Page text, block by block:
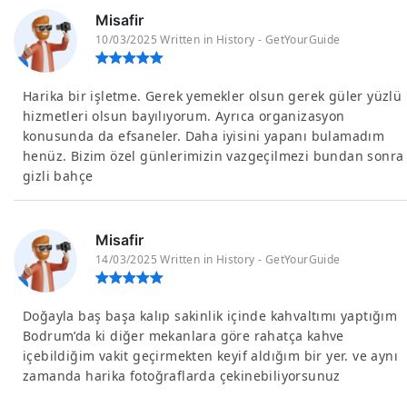
Misafir
10/03/2025 Written in History - GetYourGuide
Harika bir işletme. Gerek yemekler olsun gerek güler yüzlü
hizmetleri olsun bayılıyorum. Ayrıca organizasyon
konusunda da efsaneler. Daha iyisini yapanı bulamadım
henüz. Bizim özel günlerimizin vazgeçilmezi bundan sonra
gizli bahçe
Misafir
14/03/2025 Written in History - GetYourGuide
Doğayla baş başa kalıp sakinlik içinde kahvaltımı yaptığım
Bodrum’da ki diğer mekanlara göre rahatça kahve
içebildiğim vakit geçirmekten keyif aldığım bir yer. ve aynı
zamanda harika fotoğraflarda çekinebiliyorsunuz